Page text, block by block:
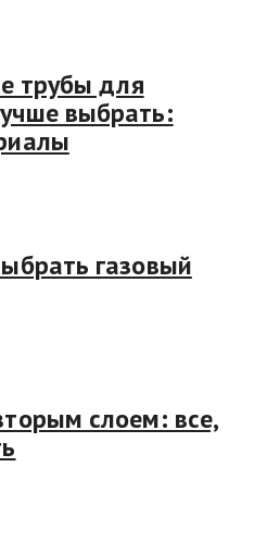
трубы для
выбрать:
газовый
слоем: все,